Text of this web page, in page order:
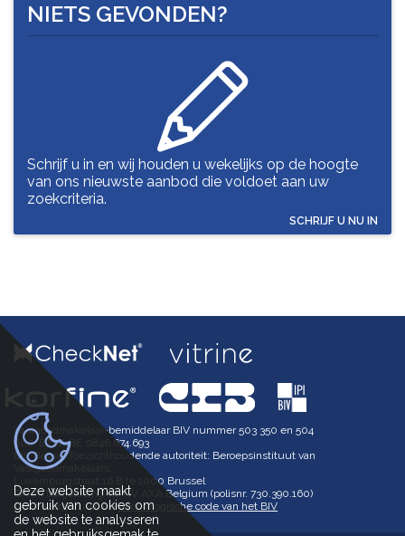
NIETS GEVONDEN?
Schrijf u in en wij houden u wekelijks op de hoogte
van ons nieuwste aanbod die voldoet aan uw
zoekcriteria.
SCHRIJF U NU IN
Vastgoedmakelaar-bemiddelaar BIV nummer 503 350 en 504
602, BTW-BE 0846.674.693
BIV België Toezichthoudende autoriteit: Beroepsinstituut van
Vastgoedmakelaars,
Luxemburgstraat 16 B te 1000 Brussel
BA en borgstelling via NV AXA Belgium (polisnr. 730.390.160)
Onderworpen aan dedeontologische code van het BIV
Deze website maakt
gebruik van cookies om
de website te analyseren